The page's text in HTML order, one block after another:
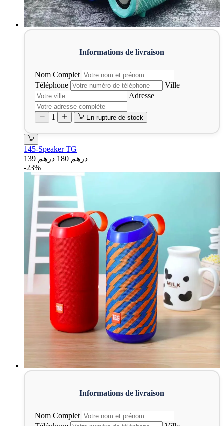
Nom Complet
Téléphone
Ville
Adresse
1 En rupture de stock
145-Speaker TG
139 درهم 180 درهم
-23%
Nom Complet